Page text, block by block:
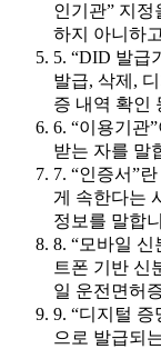
인기관” 지정
하지 아니하
5. “DID 발급
발급, 삭제,
증 내역 확인
6. “이용기관
받는 자를 말
7. “인증서”
게 속한다는
정보를 말합
8. “모바일
트폰 기반 신
일 운전면허
9. “디지털 증
으로 발급되